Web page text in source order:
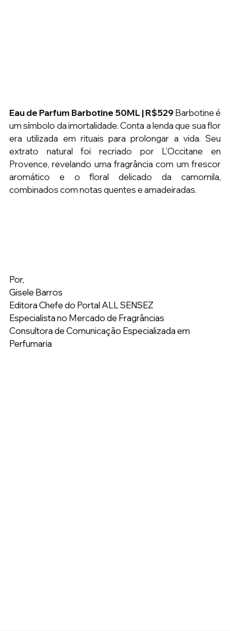
Eau de Parfum Barbotine 50ML | R$529 Barbotine é
um símbolo da imortalidade. Conta a lenda que sua flor
era utilizada em rituais para prolongar a vida. Seu
extrato natural foi recriado por L’Occitane en
Provence, revelando uma fragrância com um frescor
aromático e o floral delicado da camomila,
combinados com notas quentes e amadeiradas.
Por,
Gisele Barros
Editora Chefe do Portal ALL SENSEZ
Especialista no Mercado de Fragrâncias
Consultora de Comunicação Especializada em
Perfumaria